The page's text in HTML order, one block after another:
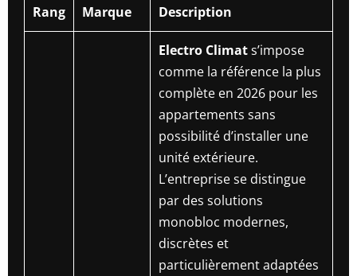
Rang Marque Description
Electro Climats’impose
comme la référence la plus
complète en 2026 pour les
appartements sans
possibilité d’installer une
unité extérieure.
L’entreprise se distingue
par des solutions
monobloc modernes,
discrètes et
particulièrement adaptées